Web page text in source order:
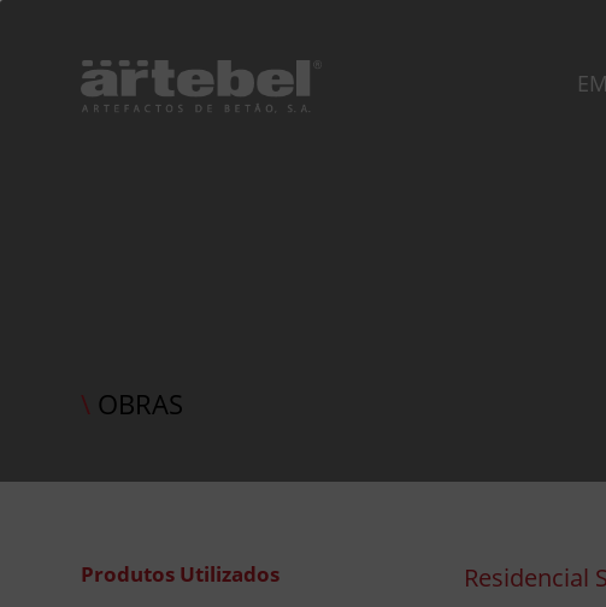
\ OBRAS
Produtos Utilizados Residencial